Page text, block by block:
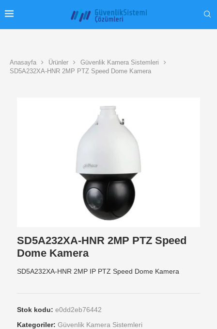
Anasayfa Ürünler
Güvenlik Kamera Sistemleri
SD5A232XA-HNR 2MP PTZ Speed Dome Kamera
SD5A232XA-HNR 2MP PTZ Speed
Dome Kamera
SD5A232XA-HNR 2MP IP PTZ Speed Dome Kamera
Stok kodu: e0dd2eb76442
Kategoriler: Güvenlik Kamera Sistemleri